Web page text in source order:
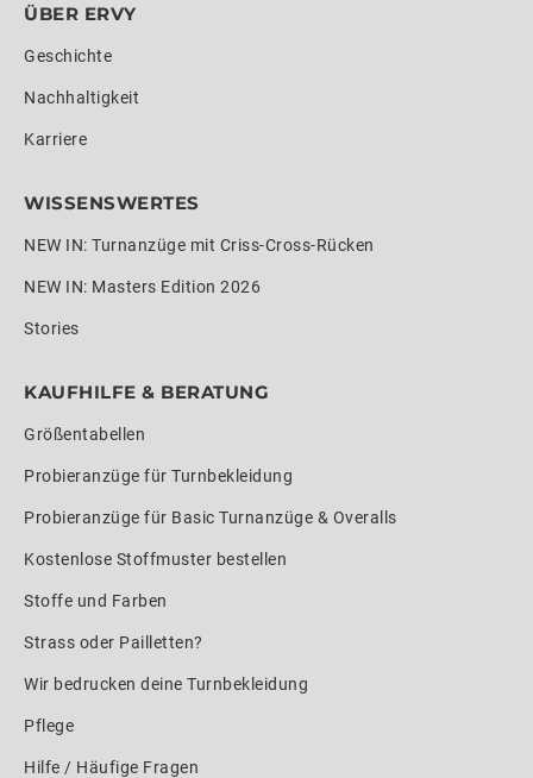
ÜBER ERVY
Geschichte
Nachhaltigkeit
Karriere
WISSENSWERTES
NEW IN: Turnanzüge mit Criss-Cross-Rücken
NEW IN: Masters Edition 2026
Stories
KAUFHILFE & BERATUNG
Größentabellen
Probieranzüge für Turnbekleidung
Probieranzüge für Basic Turnanzüge & Overalls
Kostenlose Stoffmuster bestellen
Stoffe und Farben
Strass oder Pailletten?
Wir bedrucken deine Turnbekleidung
Pflege
Hilfe / Häufige Fragen